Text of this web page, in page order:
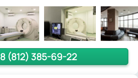
8 (812) 385-69-22